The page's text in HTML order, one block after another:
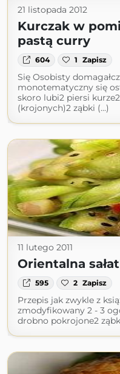
21 listopada 2012
Kurczak w
pastą curry
604 1 Zapisz
Się Osobisty
monotematyczny się
skoro lubi2 piersi
(krojonych)2 ząbki (...)
11 lutego 2011
Orientalna
595 2 Zapisz
Przepis jak zwykle z
zmodyfikowany 2 - 3
drobno pokrojone2